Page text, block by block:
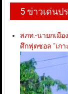
5 ข่าวเด่นป
สภท.-นายกเมื
ศึกฟุตซอล “เก